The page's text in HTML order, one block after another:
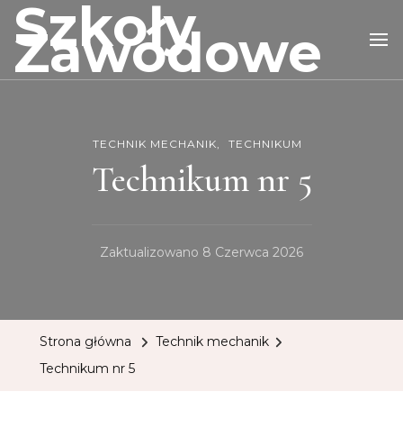
Szkoły
Zawodowe
TECHNIK MECHANIK TECHNIKUM
Technikum nr 5
Zaktualizowano 8 Czerwca 2026
Strona główna
Technik mechanik
Technikum nr 5